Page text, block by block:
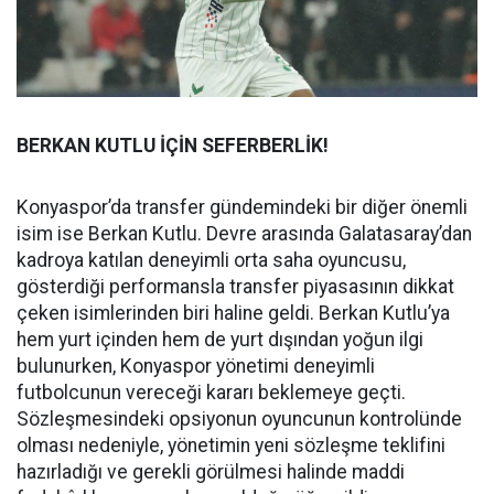
BERKAN KUTLU İÇİN SEFERBERLİK!
Konyaspor’da transfer gündemindeki bir diğer önemli
isim ise Berkan Kutlu. Devre arasında Galatasaray’dan
kadroya katılan deneyimli orta saha oyuncusu,
gösterdiği performansla transfer piyasasının dikkat
çeken isimlerinden biri haline geldi. Berkan Kutlu’ya
hem yurt içinden hem de yurt dışından yoğun ilgi
bulunurken, Konyaspor yönetimi deneyimli
futbolcunun vereceği kararı beklemeye geçti.
Sözleşmesindeki opsiyonun oyuncunun kontrolünde
olması nedeniyle, yönetimin yeni sözleşme teklifini
hazırladığı ve gerekli görülmesi halinde maddi